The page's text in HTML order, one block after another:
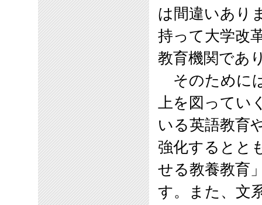
は間違いあり
持って大学改
教育機関であ
そのために
上を図って
いる英語教育
強化するとと
せる教養教育
す。また、文